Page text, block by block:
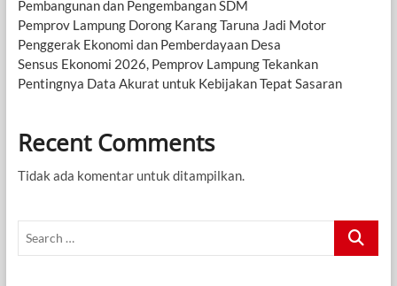
Pembangunan dan Pengembangan SDM
Pemprov Lampung Dorong Karang Taruna Jadi Motor
Penggerak Ekonomi dan Pemberdayaan Desa
Sensus Ekonomi 2026, Pemprov Lampung Tekankan
Pentingnya Data Akurat untuk Kebijakan Tepat Sasaran
Recent Comments
Tidak ada komentar untuk ditampilkan.
Search